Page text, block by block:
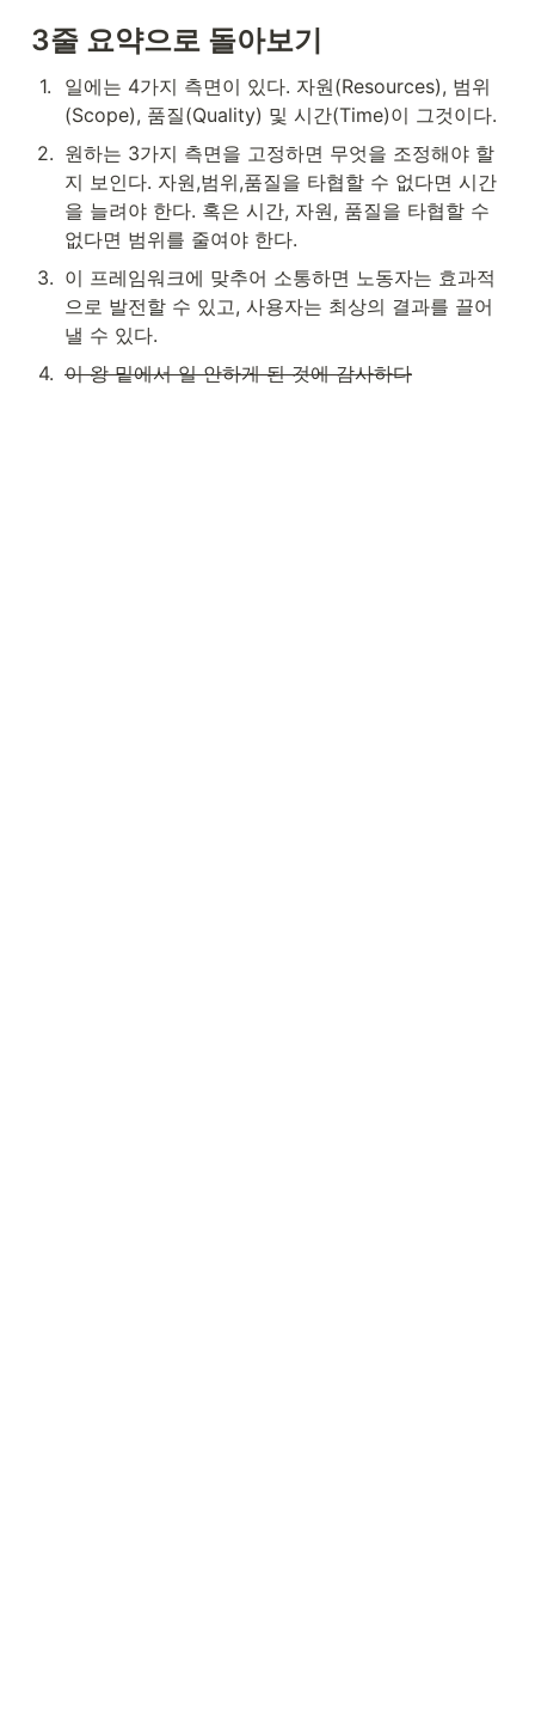
3줄 요약으로 돌아보기
1.
일에는 4가지 측면이 있다. 자원(Resources), 범위
(Scope), 품질(Quality) 및 시간(Time)이 그것이다.
2. 원하는 3가지 측면을 고정하면 무엇을 조정해야 할
지 보인다. 자원,범위,품질을 타협할 수 없다면 시간
을 늘려야 한다. 혹은 시간, 자원, 품질을 타협할 수
없다면 범위를 줄여야 한다.
3. 이 프레임워크에 맞추어 소통하면 노동자는 효과적
으로 발전할 수 있고, 사용자는 최상의 결과를 끌어
낼 수 있다.
4. 이 왕 밑에서 일 안하게 된 것에 감사하다